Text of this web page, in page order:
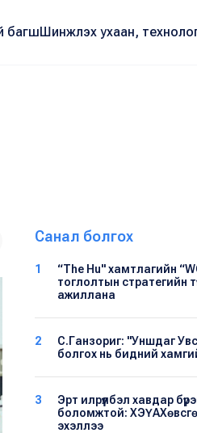
багшШинжлэх ухаан,
Санал болгох
1
“The Hu" хамтлагийн
тоглолтын стратегийн
ажиллана
2
С.Ганзориг: "Уншдаг
болгох нь бидний
3
Эрт илрүүлбэл хавдар
боломжтой:
эхэллээ